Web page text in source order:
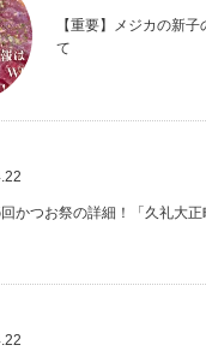
【重要】メジカの新
て
回かつお祭の詳細！「久礼大